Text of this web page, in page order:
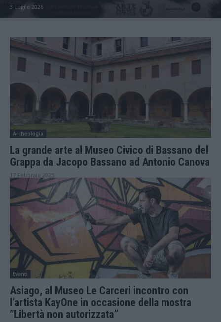
3 Luglio 2026
Archeologia
La grande arte al Museo Civico di Bassano del
Grappa da Jacopo Bassano ad Antonio Canova
17 Febbraio 2025
Eventi
Asiago, al Museo Le Carceri incontro con
l’artista KayOne in occasione della mostra
“Libertà non autorizzata”